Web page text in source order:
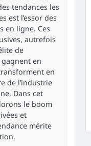
tendances les
est l’essor des
en ligne. Ces
autrefois
de
en
en
de l’industrie
Dans cet
le boom
et
mérite